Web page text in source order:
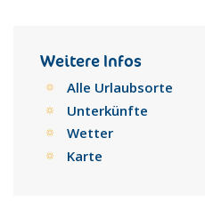
können Spaziergänger und
sondern sich auch mit
lassen.
Weitere Infos
Alle Urlaubsorte
Unterkünfte
Wetter
Karte